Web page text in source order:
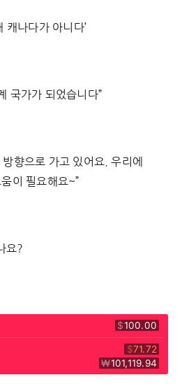
캐나다가 아니다’
국가가 되었습니다”
향으로 가고 있어요. 우리에
이 필요해요~”
요?